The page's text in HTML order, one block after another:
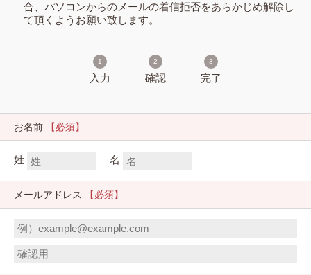
合、パソコンからのメールの着信拒否をあらかじめ解除し
て頂くようお願い致します。
1
入力
2
確認
3
完了
お名前 【必須】
姓 名
メールアドレス 【必須】